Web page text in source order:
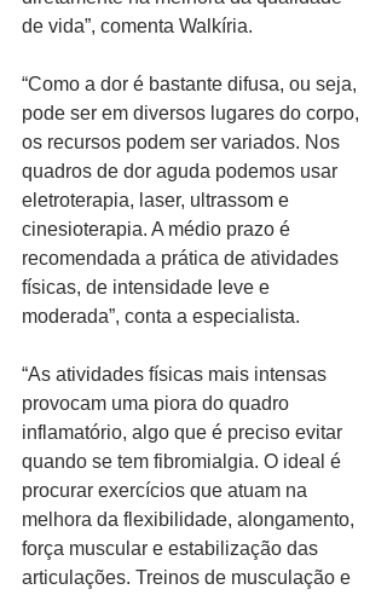
de vida”, comenta Walkíria.
“Como a dor é bastante difusa, ou seja,
pode ser em diversos lugares do corpo,
os recursos podem ser variados. Nos
quadros de dor aguda podemos usar
eletroterapia, laser, ultrassom e
cinesioterapia. A médio prazo é
recomendada a prática de atividades
físicas, de intensidade leve e
moderada”, conta a especialista.
“As atividades físicas mais intensas
provocam uma piora do quadro
inflamatório, algo que é preciso evitar
quando se tem fibromialgia. O ideal é
procurar exercícios que atuam na
melhora da flexibilidade, alongamento,
força muscular e estabilização das
articulações. Treinos de musculação e